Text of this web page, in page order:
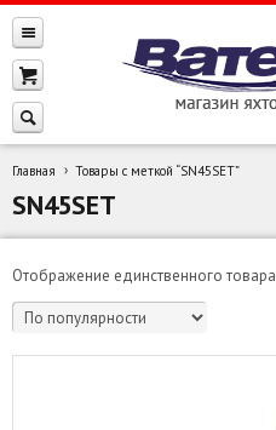
Главная Товары с меткой “SN45SET”
SN45SET
Отображение единственного товара